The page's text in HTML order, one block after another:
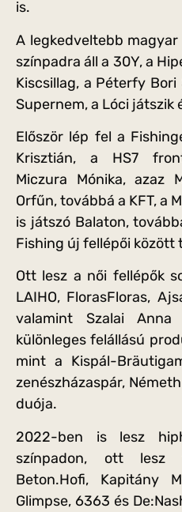
is.
A legkedveltebb
színpadra áll a 30Y, a
Kiscsillag, a Péterfy Bori
Supernem, a Lóci játszik
Először lép fel a
Krisztián, a HS7
Miczura Mónika, azaz
Orfűn, továbbá a KFT, a
is játszó Balaton,
Fishing új fellépői között
Ott lesz a női fellépők
LAIHO, FlorasFloras,
valamint Szalai
különleges felállású
mint a Kispál-
zenészházaspár,
duója.
2022-ben is lesz
színpadon, ott lesz
Beton.Hofi, Kapitány
Glimpse, 6363 és